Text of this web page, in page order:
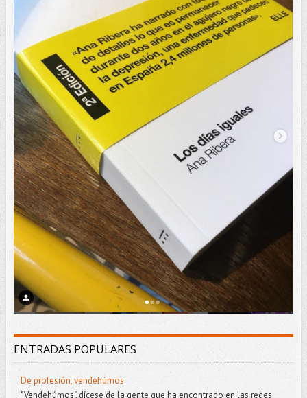
ENTRADAS POPULARES
De profesión, vendehúmos
"Vendehúmos", dícese de la gente que ha encontrado en las redes